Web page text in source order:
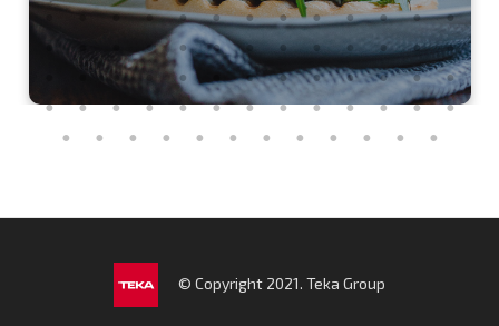
© Copyright 2021. Teka Group